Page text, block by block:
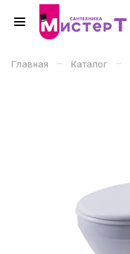
Главная – Каталог –